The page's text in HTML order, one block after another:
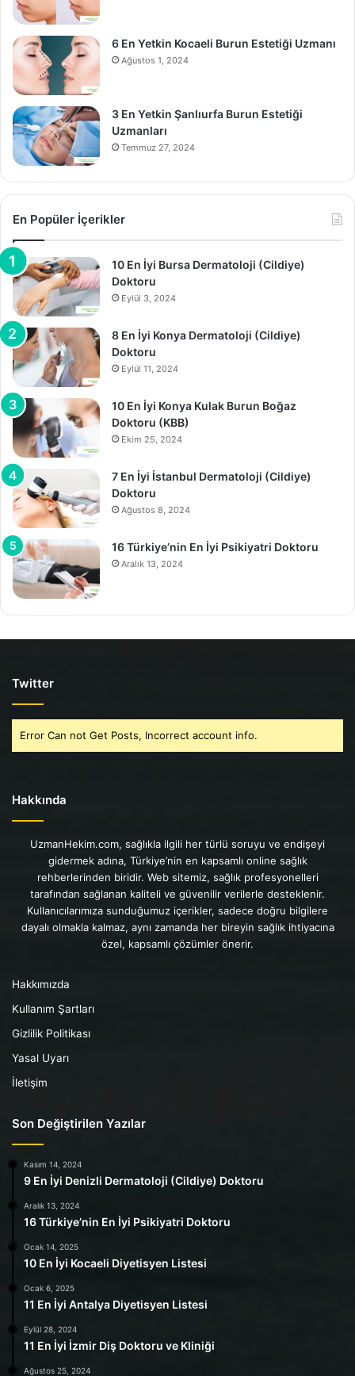
6 En Yetkin Kocaeli Burun Estetiği Uzmanı
Ağustos 1, 2024
3 En Yetkin Şanlıurfa Burun Estetiği
Uzmanları
Temmuz 27, 2024
En Popüler İçerikler
10 En İyi Bursa Dermatoloji (Cildiye)
Doktoru
Eylül 3, 2024
8 En İyi Konya Dermatoloji (Cildiye)
Doktoru
Eylül 11, 2024
10 En İyi Konya Kulak Burun Boğaz
Doktoru (KBB)
Ekim 25, 2024
7 En İyi İstanbul Dermatoloji (Cildiye)
Doktoru
Ağustos 8, 2024
16 Türkiye’nin En İyi Psikiyatri Doktoru
Aralık 13, 2024
Twitter
Error Can not Get Posts, Incorrect account info.
Hakkında
UzmanHekim.com, sağlıkla ilgili her türlü soruyu ve endişeyi
gidermek adına, Türkiye’nin en kapsamlı online sağlık
rehberlerinden biridir. Web sitemiz, sağlık profesyonelleri
tarafından sağlanan kaliteli ve güvenilir verilerle desteklenir.
Kullanıcılarımıza sunduğumuz içerikler, sadece doğru bilgilere
dayalı olmakla kalmaz, aynı zamanda her bireyin sağlık ihtiyacına
özel, kapsamlı çözümler önerir.
Hakkımızda
Kullanım Şartları
Gizlilik Politikası
Yasal Uyarı
İletişim
Son Değiştirilen Yazılar
Kasım 14, 2024
9 En İyi Denizli Dermatoloji (Cildiye) Doktoru
Aralık 13, 2024
16 Türkiye’nin En İyi Psikiyatri Doktoru
Ocak 14, 2025
10 En İyi Kocaeli Diyetisyen Listesi
Ocak 6, 2025
11 En İyi Antalya Diyetisyen Listesi
Eylül 28, 2024
11 En İyi İzmir Diş Doktoru ve Kliniği
Ağustos 25, 2024